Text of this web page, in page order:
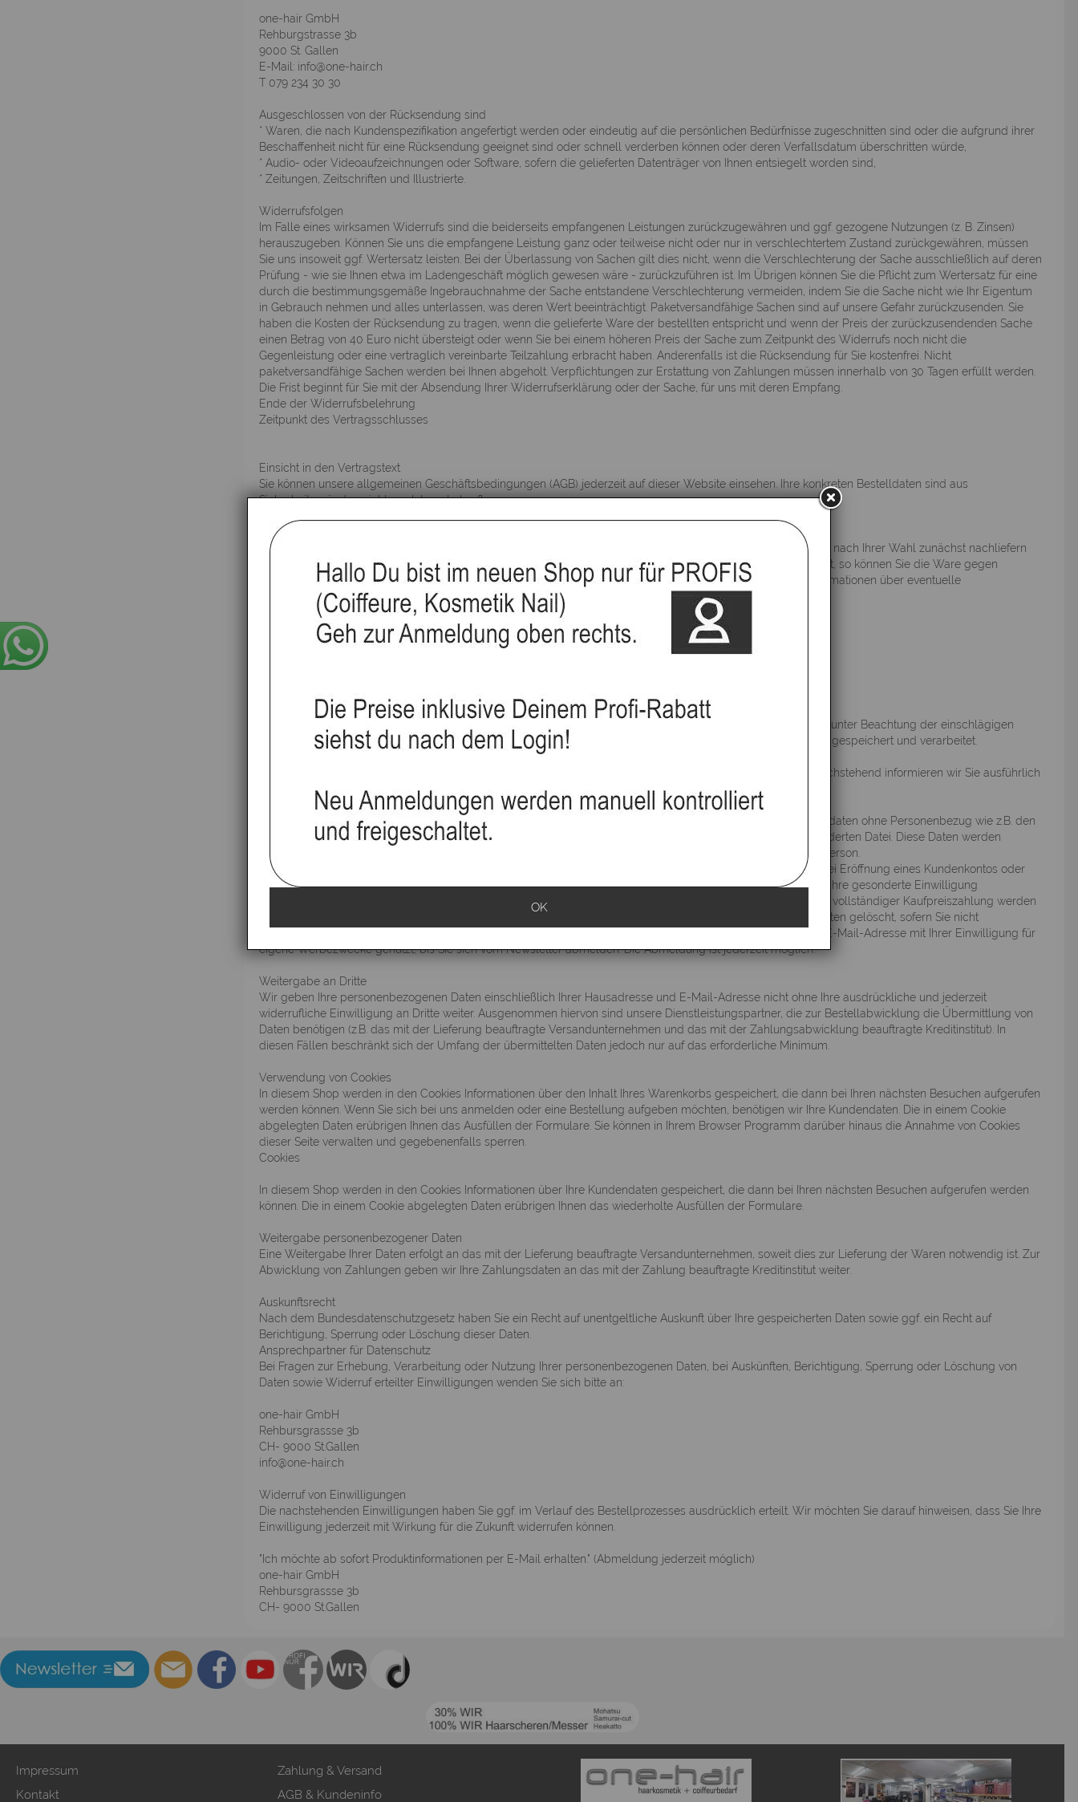
one-hair GmbH
Rehburgstrasse 3b
9000 St. Gallen
E-Mail: info@one-hair.ch
T 079 234 30 30
Ausgeschlossen von der Rücksendung sind
* Waren, die nach Kundenspezifikation angefertigt werden oder eindeutig auf die persönlichen Bedürfnisse zugeschnitten sind oder die aufgrund ihrer
Beschaffenheit nicht für eine Rücksendung geeignet sind oder schnell verderben können oder deren Verfallsdatum überschritten würde,
* Audio- oder Videoaufzeichnungen oder Software, sofern die gelieferten Datenträger von Ihnen entsiegelt worden sind,
* Zeitungen, Zeitschriften und Illustrierte.
Widerrufsfolgen
Im Falle eines wirksamen Widerrufs sind die beiderseits empfangenen Leistungen zurückzugewähren und ggf. gezogene Nutzungen (z. B. Zinsen)
herauszugeben. Können Sie uns die empfangene Leistung ganz oder teilweise nicht oder nur in verschlechtertem Zustand zurückgewähren, müssen
Sie uns insoweit ggf. Wertersatz leisten. Bei der Überlassung von Sachen gilt dies nicht, wenn die Verschlechterung der Sache ausschließlich auf deren
Prüfung - wie sie Ihnen etwa im Ladengeschäft möglich gewesen wäre - zurückzuführen ist. Im Übrigen können Sie die Pflicht zum Wertersatz für eine
durch die bestimmungsgemäße Ingebrauchnahme der Sache entstandene Verschlechterung vermeiden, indem Sie die Sache nicht wie Ihr Eigentum
in Gebrauch nehmen und alles unterlassen, was deren Wert beeinträchtigt. Paketversandfähige Sachen sind auf unsere Gefahr zurückzusenden. Sie
haben die Kosten der Rücksendung zu tragen, wenn die gelieferte Ware der bestellten entspricht und wenn der Preis der zurückzusendenden Sache
einen Betrag von 40 Euro nicht übersteigt oder wenn Sie bei einem höheren Preis der Sache zum Zeitpunkt des Widerrufs noch nicht die
Gegenleistung oder eine vertraglich vereinbarte Teilzahlung erbracht haben. Anderenfalls ist die Rücksendung für Sie kostenfrei. Nicht
paketversandfähige Sachen werden bei Ihnen abgeholt. Verpflichtungen zur Erstattung von Zahlungen müssen innerhalb von 30 Tagen erfüllt werden.
Die Frist beginnt für Sie mit der Absendung Ihrer Widerrufserklärung oder der Sache, für uns mit deren Empfang.
Ende der Widerrufsbelehrung
Zeitpunkt des Vertragsschlusses
Einsicht in den Vertragstext
Sie können unsere allgemeinen Geschäftsbedingungen (AGB) jederzeit auf dieser Website einsehen. Ihre konkreten Bestelldaten sind aus
Sicherheitsgründen nicht per Internet abrufbar.
Die Gewährleistung erfolgt nach den gesetzlichen Bestimmungen, wobei wir im Falle eines Mangels der Ware nach Ihrer Wahl zunächst nachliefern
oder nachbessern. Schlägt die Nachbesserung fehl oder ist die nachgelieferte Ware ebenfalls mangelbehaftet, so können Sie die Ware gegen
Rückerstattung des vollen Kaufpreises zurückgeben oder die Ware behalten und den Kaufpreis mindern. Informationen über eventuelle
Herstellergarantien entnehmen Sie bitte der Produktdokumentation.
Anbieterkennzeichnung
one-hair GmbH, Rehbursgrassse 3b, CH- 9000 St.Gallen ()
Wir verwenden Ihre Bestandsdaten ausschließlich zur Abwicklung Ihrer Bestellung. Alle Kundendaten werden unter Beachtung der einschlägigen
Vorschriften der Bundesdatenschutzgesetze (BDSG) und des Teledienstdatenschutzgesetzes (TDDSG) von uns gespeichert und verarbeitet.
Wir freuen uns über Ihr Interesse an unserer Website. Der Schutz Ihrer Privatsphäre ist für uns sehr wichtig. Nachstehend informieren wir Sie ausführlich
über den Umgang mit Ihren Daten.
Erhebung, Verarbeitung und Nutzung personenbezogen
Sie können unsere Seite besuchen, ohne Angaben zu Ihrer Person zu machen. Wir speichern lediglich Zugriffsdaten ohne Personenbezug wie z.B. den
Namen Ihres Internet Service Providers, die Seite, von der aus Sie uns besuchen oder den Namen der angeforderten Datei. Diese Daten werden
ausschließlich zur Verbesserung unseres Angebotes ausgewertet und erlauben keinen Rückschluss auf Ihre Person.
Personenbezogene Daten werden nur erhoben, wenn Sie uns diese im Rahmen Ihrer Warenbestellung oder bei Eröffnung eines Kundenkontos oder
Registrierung für unseren Newsletter freiwillig mitteilen. Wir verwenden die von ihnen mitgeteilten Daten ohne Ihre gesonderte Einwilligung
ausschließlich zur Erfüllung und Abwicklung Ihrer Bestellung. Mit vollständiger Abwicklung des Vertrages und vollständiger Kaufpreiszahlung werden
Ihre Daten für die weitere Verwendung gesperrt und nach Ablauf der steuer- und handelsrechtlichen Vorschriften gelöscht, sofern Sie nicht
ausdrücklich in die weitere Nutzung Ihrer Daten eingewilligt haben. Bei Anmeldung zum Newsletter wird Ihre E-Mail-Adresse mit Ihrer Einwilligung für
eigene Werbezwecke genutzt, bis Sie sich vom Newsletter abmelden. Die Abmeldung ist jederzeit möglich.
Weitergabe an Dritte
Wir geben Ihre personenbezogenen Daten einschließlich Ihrer Hausadresse und E-Mail-Adresse nicht ohne Ihre ausdrückliche und jederzeit
widerrufliche Einwilligung an Dritte weiter. Ausgenommen hiervon sind unsere Dienstleistungspartner, die zur Bestellabwicklung die Übermittlung von
Daten benötigen (z.B. das mit der Lieferung beauftragte Versandunternehmen und das mit der Zahlungsabwicklung beauftragte Kreditinstitut). In
diesen Fällen beschränkt sich der Umfang der übermittelten Daten jedoch nur auf das erforderliche Minimum.
Verwendung von Cookies
In diesem Shop werden in den Cookies Informationen über den Inhalt Ihres Warenkorbs gespeichert, die dann bei Ihren nächsten Besuchen aufgerufen
werden können. Wenn Sie sich bei uns anmelden oder eine Bestellung aufgeben möchten, benötigen wir Ihre Kundendaten. Die in einem Cookie
abgelegten Daten erübrigen Ihnen das Ausfüllen der Formulare. Sie können in Ihrem Browser Programm darüber hinaus die Annahme von Cookies
dieser Seite verwalten und gegebenenfalls sperren.
Cookies
In diesem Shop werden in den Cookies Informationen über Ihre Kundendaten gespeichert, die dann bei Ihren nächsten Besuchen aufgerufen werden
können. Die in einem Cookie abgelegten Daten erübrigen Ihnen das wiederholte Ausfüllen der Formulare.
Weitergabe personenbezogener Daten
Eine Weitergabe Ihrer Daten erfolgt an das mit der Lieferung beauftragte Versandunternehmen, soweit dies zur Lieferung der Waren notwendig ist. Zur
Abwicklung von Zahlungen geben wir Ihre Zahlungsdaten an das mit der Zahlung beauftragte Kreditinstitut weiter.
Auskunftsrecht
Nach dem Bundesdatenschutzgesetz haben Sie ein Recht auf unentgeltliche Auskunft über Ihre gespeicherten Daten sowie ggf. ein Recht auf
Berichtigung, Sperrung oder Löschung dieser Daten.
Ansprechpartner für Datenschutz
Bei Fragen zur Erhebung, Verarbeitung oder Nutzung Ihrer personenbezogenen Daten, bei Auskünften, Berichtigung, Sperrung oder Löschung von
Daten sowie Widerruf erteilter Einwilligungen wenden Sie sich bitte an:
one-hair GmbH
Rehbursgrassse 3b
CH- 9000 St.Gallen
info@one-hair.ch
Widerruf von Einwilligungen
Die nachstehenden Einwilligungen haben Sie ggf. im Verlauf des Bestellprozesses ausdrücklich erteilt. Wir möchten Sie darauf hinweisen, dass Sie Ihre
Einwilligung jederzeit mit Wirkung für die Zukunft widerrufen können.
"Ich möchte ab sofort Produktinformationen per E-Mail erhalten." (Abmeldung jederzeit möglich)
one-hair GmbH
Rehbursgrassse 3b
CH- 9000 St.Gallen
Impressum
Kontakt
Zahlung & Versand
AGB & Kundeninfo
OK